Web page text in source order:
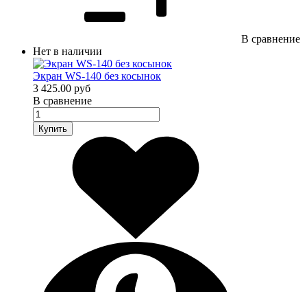
В сравнение
Нет в наличии
Экран WS-140 без косынок
3 425.00 руб
В сравнение
Купить